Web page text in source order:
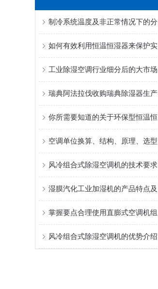
空调单位换算、结构、原理、选型
风冷组合式除湿空调机的技术要求
掌握要点合理使用直膨式空调机组
风冷组合式除湿空调机的优势介绍